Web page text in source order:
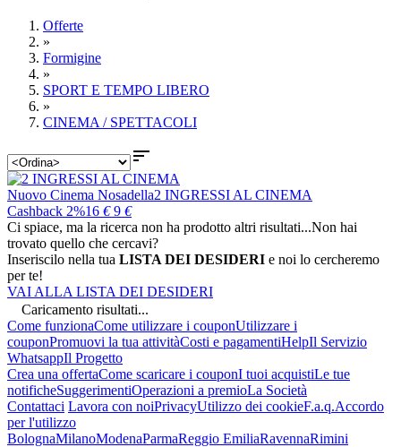
Offerte
»
Formigine
»
SPORT E TEMPO LIBERO
»
CINEMA / SPETTACOLI

Nuovo Cinema Nosadella2 INGRESSI AL CINEMA
Cashback 2%16 € 9 €
Ci spiace, ma la ricerca non ha prodotto altri risultati...Non hai
trovato quello che cercavi?
Inseriscilo nella tua LISTA DEI DESIDERI e noi lo cercheremo
per te!
VAI ALLA LISTA DEI DESIDERI
Caricamento risultati...
Come funzionaCome utilizzare i couponUtilizzare i
couponPromuovi la tua attivitàCosti e pagamentiHelpIl Servizio
WhatsappIl Progetto
Crea una offertaCome scaricare i couponI tuoi acquistiLe tue
notificheSuggerimentiOperazioni a premioLa Società
Contattaci Lavora con noiPrivacyUtilizzo dei cookieF.a.q.Accordo
per l'utilizzo
BolognaMilanoModenaParmaReggio EmiliaRavennaRimini